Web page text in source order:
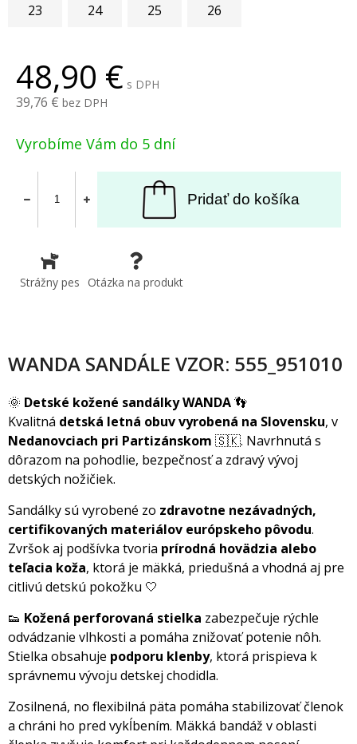
48,90 s DPH
39,76 bez DPH
Vyrobíme Vám do 5 dní
Pridať do košíka
Strážny pes Otázka na produkt
23 24 25 26
WANDA SANDÁLE VZOR: 555_951010
🌞 Detské kožené sandálky WANDA👣
Kvalitn detská letná obuv vyrobená na Slovensku, v
Nedanovciach pri Partizánskom 🇸🇰. Navrhnutá s
dôrazom na pohodlie, bezpečnosť a zdravý vývoj
detských nožičiek.
Sandálky sú vyrobené zo zdravotne nezávadných,
certifikovaných materiálov európskeho pôvodu.
Zvršok aj podšívka tvoria prírodná hovädzia alebo
teľacia koža, ktorá je mäkká, priedušná a vhodná aj pre
citlivú detskú pokožku 🤍
👟 Kožená perforovaná stielka zabezpečuje rýchle
odvádzanie vlhkosti a pomáha znižovať potenie nôh.
Stielka obsahuje podporu klenby, ktorá prispieva k
správnemu vývoju detskej chodidla.
Zosilnená, no flexibilná päta pomáha stabilizovať členok
a chráni ho pred vykĺbením. Mäkká bandáž v oblasti